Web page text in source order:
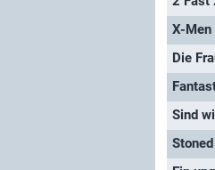
X-Men
Die
Sind
Stoned